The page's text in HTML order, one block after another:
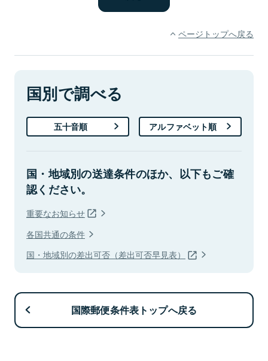
ページトップへ戻る
国別で調べる
五十音順 アルファベット順
国・地域別の送達条件のほか、以下もご確
認ください。
重要なお知らせ
各国共通の条件
国・地域別の差出可否（差出可否早見表）
国際郵便条件表トップへ戻る